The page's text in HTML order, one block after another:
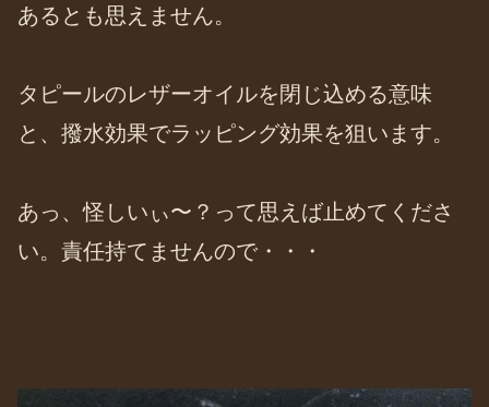
あるとも思えません。
タピールのレザーオイルを閉じ込める意味
と、撥水効果でラッピング効果を狙います。
あっ、怪しいぃ〜？って思えば止めてくださ
い。責任持てませんので・・・